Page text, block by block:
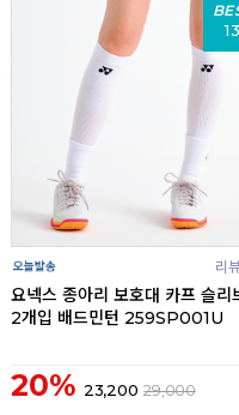
13
리
요넥스 종아리 보호대 카프 슬리
2개입 배드민턴 259SP001U
20% 23,200 29,000